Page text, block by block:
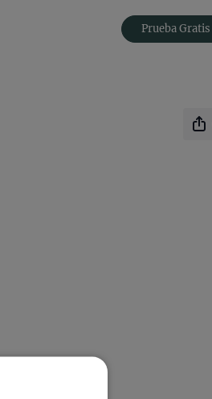
Prueba Gratis